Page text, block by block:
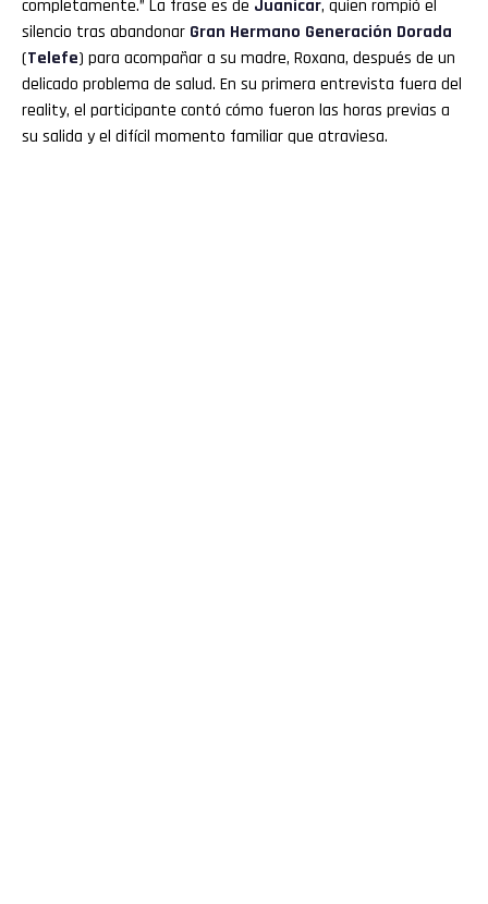
completamente.” La frase es de Juanicar, quien rompió el
silencio tras abandonar Gran Hermano Generación Dorada
(Telefe) para acompañar a su madre, Roxana, después de un
delicado problema de salud. En su primera entrevista fuera del
reality, el participante contó cómo fueron las horas previas a
su salida y el difícil momento familiar que atraviesa.